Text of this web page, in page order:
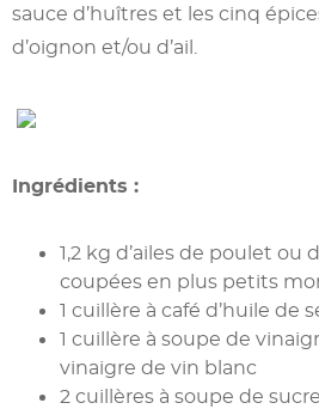
sauce d’huîtres et les cinq
d’oignon et/ou d’ail.
Ingrédients :
1,2 kg d’ailes de poulet ou
coupées en plus petits
1 cuillère à café d’huile de
1 cuillère à soupe de
vinaigre de vin blanc
2 cuillères à soupe de